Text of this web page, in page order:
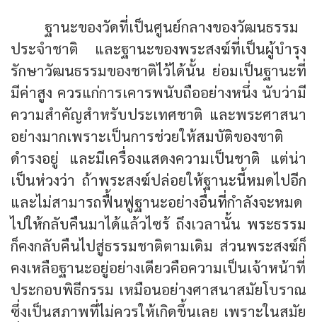
ฐานะของวัดที่เป็นศูนย์กลางของวัฒนธรรม
ประจำชาติ และฐานะของพระสงฆ์ที่เป็นผู้บำรุง
รักษาวัฒนธรรมของชาติไว้ได้นั้น ย่อมเป็นฐานะที่
มีค่าสูง ควรแก่การเคารพนับถืออย่างหนึ่ง นับว่ามี
ความสำคัญสำหรับประเทศชาติ และพระศาสนา
อย่างมากเพราะเป็นการช่วยให้สมบัติของชาติ
ดำรงอยู่ และมีเครื่องแสดงความเป็นชาติ แต่น่า
เป็นห่วงว่า ถ้าพระสงฆ์ปล่อยให้ฐานะนี้หมดไปอีก
และไม่สามารถฟื้นฟูฐานะอย่างอื่นที่กำลังจะหมด
ไปให้กลับคืนมาได้แล้วไซร้ ถึงเวลานั้น พระธรรม
ก็คงกลับคืนไปสู่ธรรมชาติตามเดิม ส่วนพระสงฆ์ก็
คงเหลือฐานะอยู่อย่างเดียวคือความเป็นเจ้าหน้าที่
ประกอบพิธีกรรม เหมือนอย่างศาสนาสมัยโบราณ
ซึ่งเป็นสภาพที่ไม่ควรให้เกิดขึ้นเลย เพราะในสมัย